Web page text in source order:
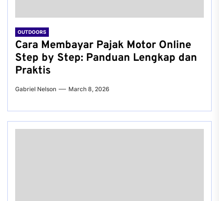
OUTDOORS
Cara Membayar Pajak Motor Online
Step by Step: Panduan Lengkap dan
Praktis
Gabriel Nelson March 8, 2026